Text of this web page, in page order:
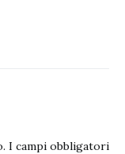
I campi obbligatori